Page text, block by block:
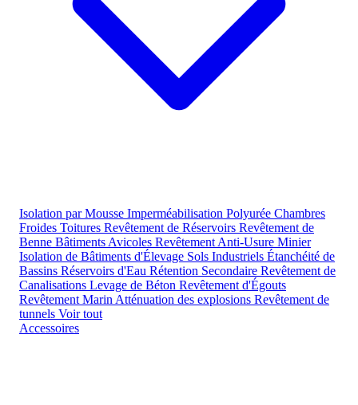
Isolation par Mousse Imperméabilisation Polyurée Chambres
Froides Toitures Revêtement de Réservoirs Revêtement de
Benne Bâtiments Avicoles Revêtement Anti-Usure Minier
Isolation de Bâtiments d'Élevage Sols Industriels Étanchéité de
Bassins Réservoirs d'Eau Rétention Secondaire Revêtement de
Canalisations Levage de Béton Revêtement d'Égouts
Revêtement Marin Atténuation des explosions Revêtement de
tunnels Voir tout
Accessoires